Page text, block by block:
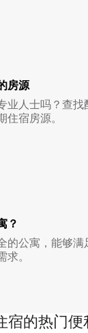
房源
业人士吗？查
宿房源。
？
的公寓，能够
。
宿的热门便